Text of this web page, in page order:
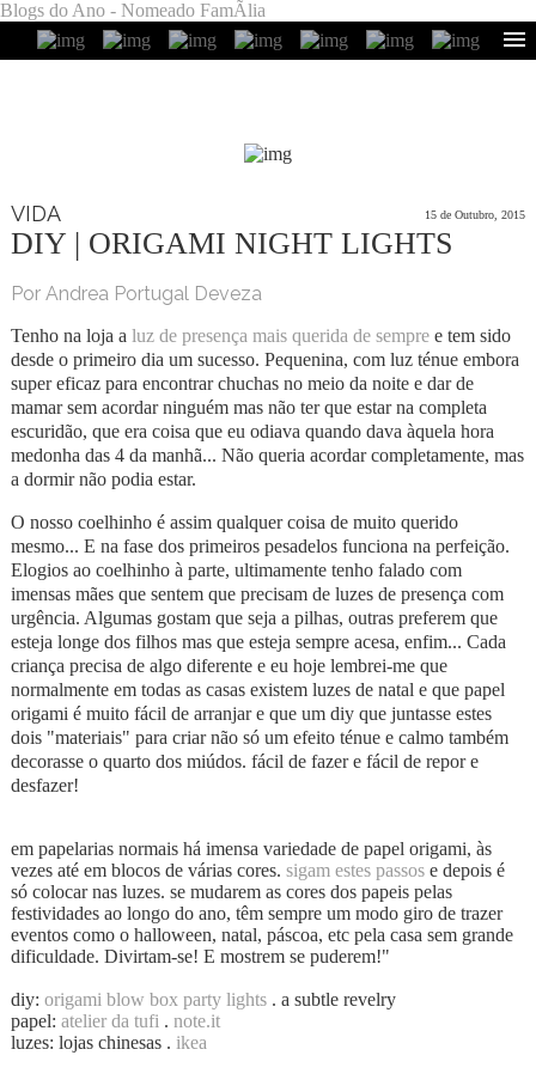
Blogs do Ano - Nomeado FamÃ­lia
VIDA 15 de Outubro, 2015
DIY | ORIGAMI NIGHT LIGHTS
Por Andrea Portugal Deveza
Tenho na loja a luz de presença mais querida de sempree tem sido
desde o primeiro dia um sucesso. Pequenina, com luz ténue embora
super eficaz para encontrar chuchas no meio da noite e dar de
mamar sem acordar ninguém mas não ter que estar na completa
escuridão, que era coisa que eu odiava quando dava àquela hora
medonha das 4 da manhã... Não queria acordar completamente, mas
a dormir não podia estar.
O nosso coelhinho é assim qualquer coisa de muito querido
mesmo... E na fase dos primeiros pesadelos funciona na perfeição.
Elogios ao coelhinho à parte, ultimamente tenho falado com
imensas mães que sentem que precisam de luzes de presença com
urgência. Algumas gostam que seja a pilhas, outras preferem que
esteja longe dos filhos mas que esteja sempre acesa, enfim... Cada
criança precisa de algo diferente e eu hoje lembrei-me que
normalmente em todas as casas existem luzes de natal e que papel
origami é muito fácil de arranjar e que um diy que juntasse estes
dois "materiais" para criar não só um efeito ténue e calmo também
decorasse o quarto dos miúdos. fácil de fazer e fácil de repor e
desfazer!
em papelarias normais há imensa variedade de papel origami, às
vezes até em blocos de várias cores. sigam estes passose depois é
só colocar nas luzes. se mudarem as cores dos papeis pelas
festividades ao longo do ano, têm sempre um modo giro de trazer
eventos como o halloween, natal, páscoa, etc pela casa sem grande
dificuldade. Divirtam-se! E mostrem se puderem!"
diy: origami blow box party lights. a subtle revelry
papel: atelier da tufi. note.it
luzes: lojas chinesas . ikea